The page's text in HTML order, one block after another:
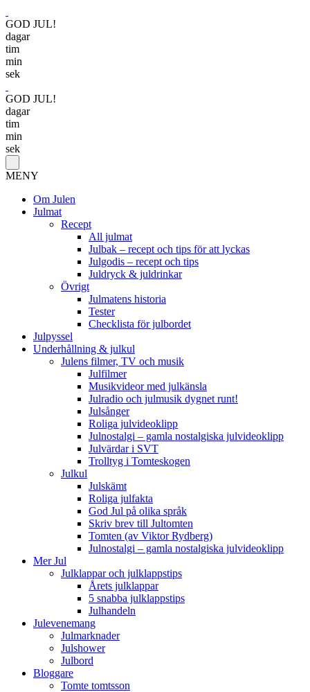
GOD JUL!
dagar
tim
min
sek
GOD JUL!
dagar
tim
min
sek
MENY
Om Julen
Julmat
Recept
All julmat
Julbak – recept och tips för att lyckas
Julgodis – recept och tips
Juldryck & juldrinkar
Övrigt
Julmatens historia
Tester
Checklista för julbordet
Julpyssel
Underhållning & julkul
Julens filmer, TV och musik
Julfilmer
Musikvideor med julkänsla
Julradio och julmusik dygnet runt!
Julsånger
Roliga julvideoklipp
Julnostalgi – gamla nostalgiska julvideoklipp
Julvärdar i SVT
Trolltyg i Tomteskogen
Julkul
Julskämt
Roliga julfakta
God Jul på olika språk
Skriv brev till Jultomten
Tomten (av Viktor Rydberg)
Julnostalgi – gamla nostalgiska julvideoklipp
Mer Jul
Julklappar och julklappstips
Årets julklappar
5 snabba julklappstips
Julhandeln
Julevenemang
Julmarknader
Julshower
Julbord
Bloggare
Tomte tomtsson